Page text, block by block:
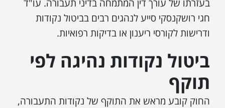
בעזרתו של עורך דין המתמחה בדיני תעבורה. עו"ד
חגי רושקנסקי סייע לנהגים רבים בביטול נקודות
ודרישות לקורסי ריענון או בדיקות רפואיות.
ביטול נקודות נהיגה לפי
תוקף
החוק קובע מראש את התוקף של נקודות התעבורה,